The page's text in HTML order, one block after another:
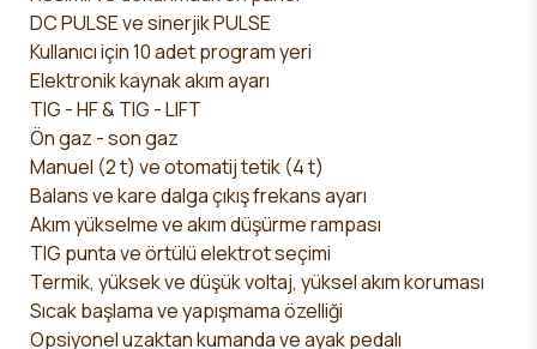
DC PULSE ve sinerjik PULSE
Kullanıcı için 10 adet program yeri
Elektronik kaynak akım ayarı
TIG - HF & TIG - LIFT
Ön gaz - son gaz
Manuel (2 t) ve otomatij tetik (4 t)
Balans ve kare dalga çıkış frekans ayarı
Akım yükselme ve akım düşürme rampası
TIG punta ve örtülü elektrot seçimi
Termik, yüksek ve düşük voltaj, yüksel akım koruması
Sıcak başlama ve yapışmama özelliği
Opsiyonel uzaktan kumanda ve ayak pedalı